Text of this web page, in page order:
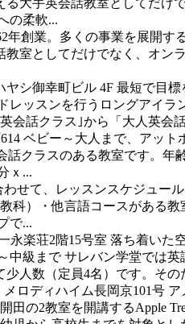
大手英会話教室としてだ
の柔軟...
年創業。多くの事業を展開す
室としてだけでなく、オ
ヤシ御幸町ビル 4F 最短で目標
ッスンを行うロングアイ
会話クラス｣から「大人英会
ベビー～大人まで、アット
話クラスのある教室です。
ｘ...
せて、レッスンスケジュー
科）・他言語コースがある
で...
永楽荘2階15号室 落ち着いた
級まで サレバン学堂では
人数（定員4名）です。その
ロディハイム長岡京101号 ア
の2教室を開講するApple